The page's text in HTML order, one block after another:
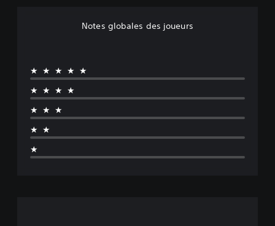
Notes globales des joueurs
★★★★★
★★★★
★★★
★★
★